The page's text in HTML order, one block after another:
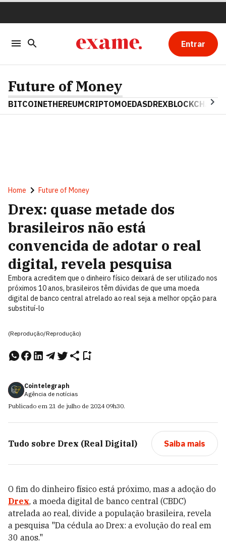
Entrar
Future of Money
BITCOINETHEREUMCRIPTOMOEDASDREXBLOCKCHAIN
Home Future of Money
Drex: quase metade dos
brasileiros não está
convencida de adotar o real
digital, revela pesquisa
Embora acreditem que o dinheiro físico deixará de ser utilizado nos
próximos 10 anos, brasileiros têm dúvidas de que uma moeda
digital de banco central atrelado ao real seja a melhor opção para
substituí-lo
(Reprodução/Reprodução)
Cointelegraph
Agência de notícias
Publicado em 21 de julho de 2024 09h30.
Tudo sobre Drex (Real Digital) Saiba mais
O fim do dinheiro físico está próximo, mas a adoção do
Drex, a moeda digital de banco central (CBDC)
atrelada ao real, divide a população brasileira, revela
a pesquisa "Da cédula ao Drex: a evolução do real em
30 anos."